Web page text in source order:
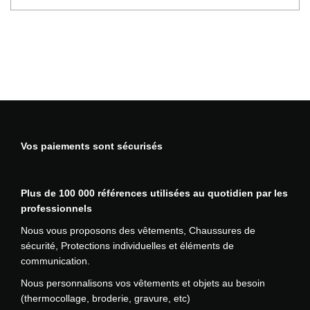
o
Vos paiements sont sécurisés
Plus de 100 000 références utilisées au quotidien par les
professionnels
Nous vous proposons des vêtements, Chaussures de
sécurité, Protections individuelles et éléments de
communication.
Nous personnalisons vos vêtements et objets au besoin
(thermocollage, broderie, gravure, etc)